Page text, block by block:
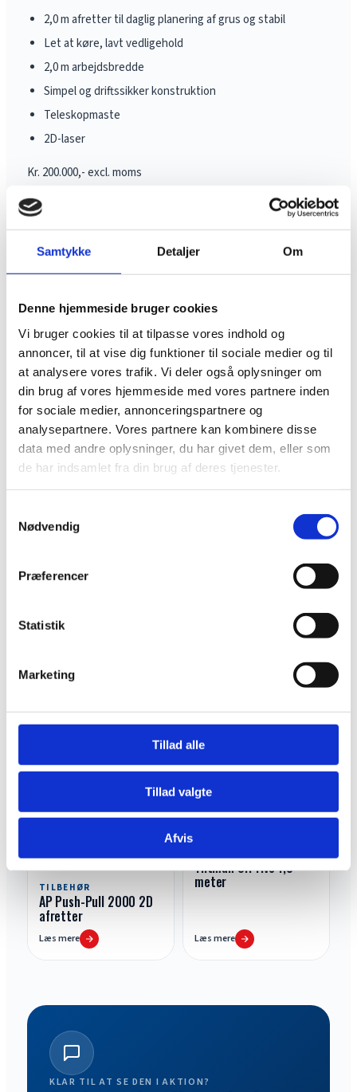
Samtykke Detaljer Om
Denne hjemmeside bruger cookies
Vi bruger cookies til at tilpasse vores indhold og
annoncer, til at vise dig funktioner til sociale medier og til
at analysere vores trafik. Vi deler også oplysninger om
din brug af vores hjemmeside med vores partnere inden
for sociale medier, annonceringspartnere og
analysepartnere. Vores partnere kan kombinere disse
data med andre oplysninger, du har givet dem, eller som
de har indsamlet fra din brug af deres tjenester.
Nødvendig
Præferencer
Statistik
Marketing
Tillad alle
Tillad valgte
Afvis
2,0 m afretter til daglig planering af grus og stabil
Let at køre, lavt vedligehold
2,0 m arbejdsbredde
Simpel og driftssikker konstruktion
Teleskopmaste
2D-laser
Kr. 200.000,- excl. moms
Book demo
MERE FRA BEJCO
Andre produkter i Tilbehør
TILBEHØR
Socomec DMS 95
Læs mere Læs mere
TILBEHØR
AP Push-Pull 2000 2D
afretter
Læs mere
Tiltman 3i1 rive 1,5
meter
Læs mere
KLAR TIL AT SE DEN I AKTION?